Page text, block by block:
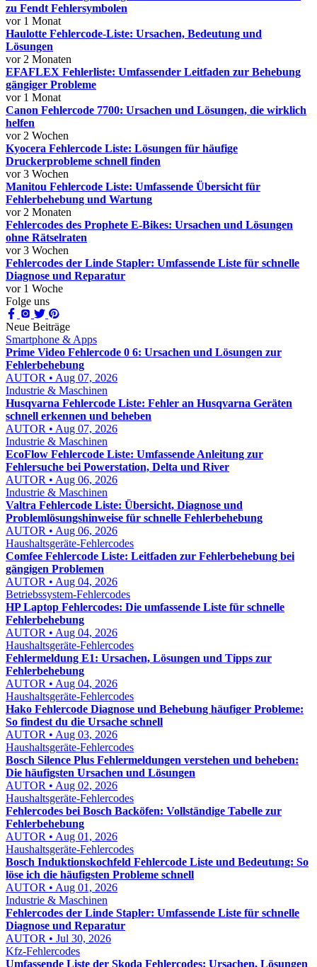
zu Fendt Fehlersymbolen
vor 1 Monat
Haulotte Fehlercode-Liste: Ursachen, Bedeutung und
Lösungen
vor 2 Monaten
EFAFLEX Fehlerliste: Umfassender Leitfaden zur Behebung
gängiger Probleme
vor 1 Monat
Canon Fehlercode 7700: Ursachen und Lösungen, die wirklich
helfen
vor 2 Wochen
Kyocera Fehlercode Liste: Lösungen für häufige
Druckerprobleme schnell finden
vor 3 Wochen
Manitou Fehlercode Liste: Umfassende Übersicht für
Fehlerbehebung und Wartung
vor 2 Monaten
Fehlercodes des Prophete E-Bikes: Ursachen und Lösungen
ohne Rätselraten
vor 3 Wochen
Fehlercodes der Linde Stapler: Umfassende Liste für schnelle
Diagnose und Reparatur
vor 1 Woche
Folge uns
Neue Beiträge
Smartphone & Apps
Prime Video Fehlercode 0 6: Ursachen und Lösungen zur
Fehlerbehebung
AUTOR • Aug 07, 2026
Industrie & Maschinen
Husqvarna Fehlercode Liste: Fehler an Husqvarna Geräten
schnell erkennen und beheben
AUTOR • Aug 07, 2026
Industrie & Maschinen
EcoFlow Fehlercode Liste: Umfassende Anleitung zur
Fehlersuche bei Powerstation, Delta und River
AUTOR • Aug 06, 2026
Industrie & Maschinen
Valtra Fehlercode Liste: Übersicht, Diagnose und
Problemlösungshinweise für schnelle Fehlerbehebung
AUTOR • Aug 06, 2026
Haushaltsgeräte-Fehlercodes
Comfee Fehlercode Liste: Leitfaden zur Fehlerbehebung bei
gängigen Problemen
AUTOR • Aug 04, 2026
Betriebssystem-Fehlercodes
HP Laptop Fehlercodes: Die umfassende Liste für schnelle
Fehlerbehebung
AUTOR • Aug 04, 2026
Haushaltsgeräte-Fehlercodes
Fehlermeldung E1: Ursachen, Lösungen und Tipps zur
Fehlerbehebung
AUTOR • Aug 04, 2026
Haushaltsgeräte-Fehlercodes
Hako Fehlercode Diagnose und Behebung häufiger Probleme:
So findest du die Ursache schnell
AUTOR • Aug 03, 2026
Haushaltsgeräte-Fehlercodes
Bosch Silence Plus Fehlermeldungen verstehen und beheben:
Die häufigsten Ursachen und Lösungen
AUTOR • Aug 02, 2026
Haushaltsgeräte-Fehlercodes
Fehlercodes bei Bosch Backöfen: Vollständige Tabelle zur
Fehlerbehebung
AUTOR • Aug 01, 2026
Haushaltsgeräte-Fehlercodes
Bosch Induktionskochfeld Fehlercode Liste und Bedeutung: So
löse ich die häufigsten Probleme schnell
AUTOR • Aug 01, 2026
Industrie & Maschinen
Fehlercodes der Linde Stapler: Umfassende Liste für schnelle
Diagnose und Reparatur
AUTOR • Jul 30, 2026
Kfz-Fehlercodes
Umfassende Liste der Skoda Fehlercodes: Ursachen, Lösungen